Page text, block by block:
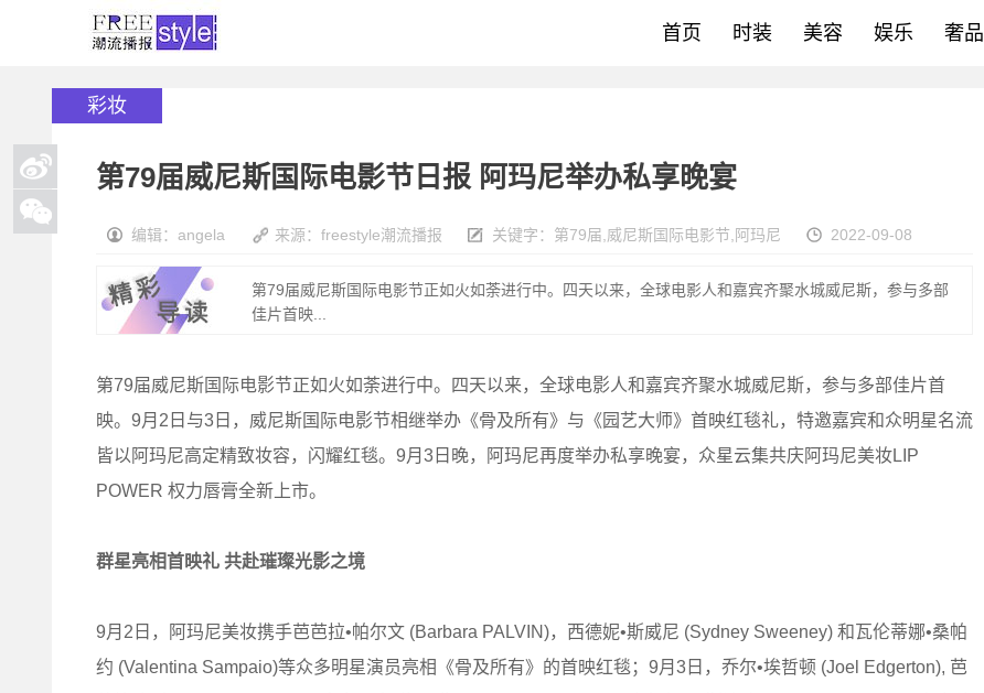
首页 时装 美容 娱乐 奢品
彩妆
第79届威尼斯国际电影节日报 阿玛尼举办私享晚宴
编辑：angela 来源：freestyle潮流播报 关键字： 第79届 威尼斯国际电影节 阿玛尼 2022-09-08
第79届威尼斯国际电影节正如火如荼进行中。四天以来，全球电影人和嘉宾齐聚水城威尼斯，参与多部
佳片首映...
第79届威尼斯国际电影节正如火如荼进行中。四天以来，全球电影人和嘉宾齐聚水城威尼斯，参与多部佳片首
映。9月2日与3日，威尼斯国际电影节相继举办《骨及所有》与《园艺大师》首映红毯礼，特邀嘉宾和众明星名流
皆以阿玛尼高定精致妆容，闪耀红毯。9月3日晚，阿玛尼再度举办私享晚宴，众星云集共庆阿玛尼美妆LIP
POWER 权力唇膏全新上市。
群星亮相首映礼 共赴璀璨光影之境
9月2日，阿玛尼美妆携手芭芭拉•帕尔文 (Barbara PALVIN)，西德妮•斯威尼 (Sydney Sweeney) 和瓦伦蒂娜•桑帕
约 (Valentina Sampaio)等众多明星演员亮相《骨及所有》的首映红毯；9月3日，乔尔•埃哲顿 (Joel Edgerton), 芭